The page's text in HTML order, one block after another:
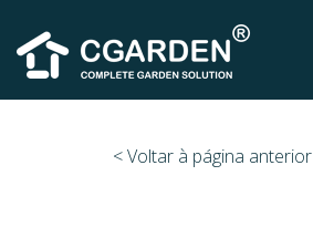
< Voltar à página anterior